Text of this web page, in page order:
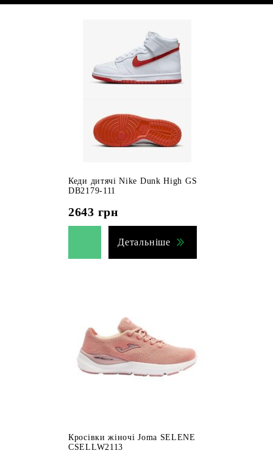
Кеди дитячі Nike Dunk High GS
DB2179-111
2643 грн
Детальніше
Кросівки жіночі Joma SELENE
CSELLW2113